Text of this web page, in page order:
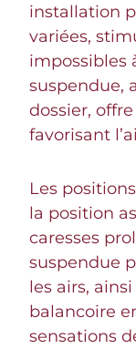
installation
variées,
impossibles
suspendue,
dossier,
favorisant
Les
la position
caresses
suspendue
les airs,
balancoire
sensations